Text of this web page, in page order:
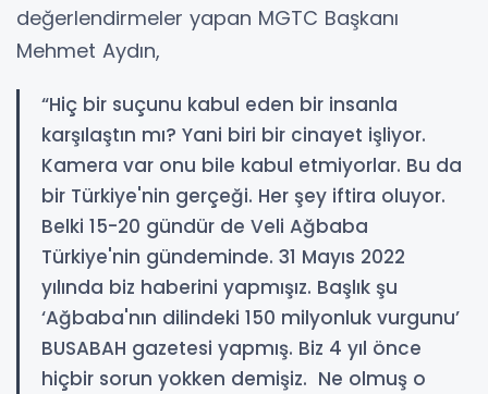
değerlendirmeler yapan MGTC Başkanı
Mehmet Aydın,
“Hiç bir suçunu kabul eden bir insanla
karşılaştın mı? Yani biri bir cinayet işliyor.
Kamera var onu bile kabul etmiyorlar. Bu da
bir Türkiye'nin gerçeği. Her şey iftira oluyor.
Belki 15-20 gündür de Veli Ağbaba
Türkiye'nin gündeminde. 31 Mayıs 2022
yılında biz haberini yapmışız. Başlık şu
‘Ağbaba'nın dilindeki 150 milyonluk vurgunu’
BUSABAH gazetesi yapmış. Biz 4 yıl önce
hiçbir sorun yokken demişiz. Ne olmuş o